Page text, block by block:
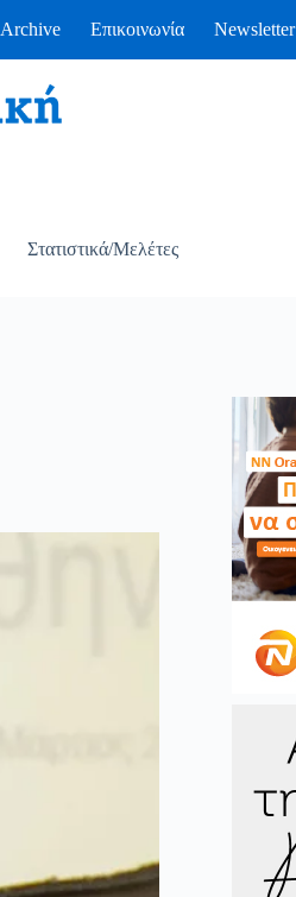
Archive Επικοινωνία Newsletter
Στατιστικά/Μελέτες